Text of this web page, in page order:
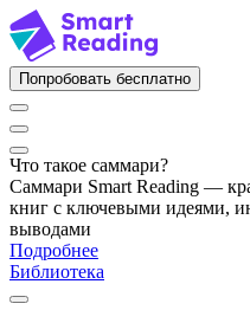
Попробовать бесплатно
Что такое саммари?
Саммари Smart Reading —
книг с ключевыми идеями,
выводами
Подробнее
Библиотека